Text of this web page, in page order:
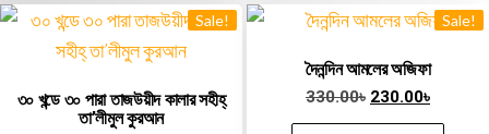
Sale!
৩০ খন্ডে ৩০ পারা তাজউয়ীদ কালার সহীহ্
তা’লীমুল কুরআন
Sale!
দৈনন্দিন আমলের অজিফা
330.00৳ 230.00৳